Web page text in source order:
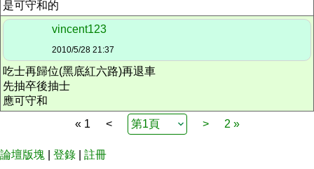
是可守和的
vincent123
2010/5/28 21:37
吃士再歸位(黑底紅六路)再退車
先抽卒後抽士
應可守和
« 1
< > 2 »
論壇版塊 登錄 註冊